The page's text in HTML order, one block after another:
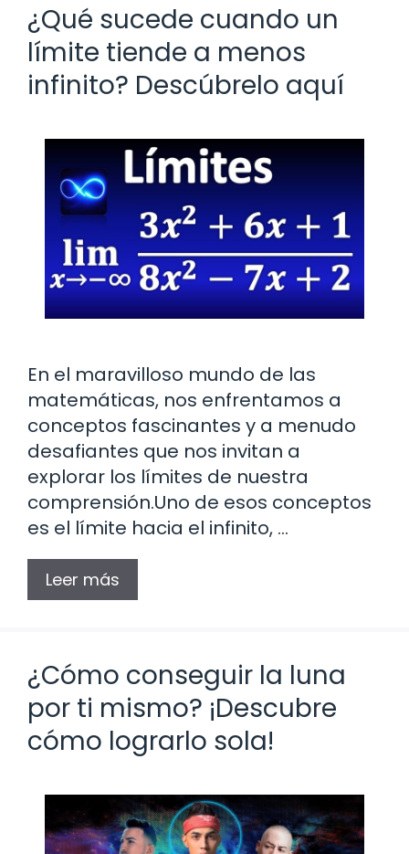
¿Qué sucede cuando un
límite tiende a menos
infinito? Descúbrelo aquí
En el maravilloso mundo de las
matemáticas, nos enfrentamos a
conceptos fascinantes y a menudo
desafiantes que nos invitan a
explorar los límites de nuestra
comprensión.Uno de esos conceptos
es el límite hacia el infinito, …
Leer más
¿Cómo conseguir la luna
por ti mismo? ¡Descubre
cómo lograrlo sola!